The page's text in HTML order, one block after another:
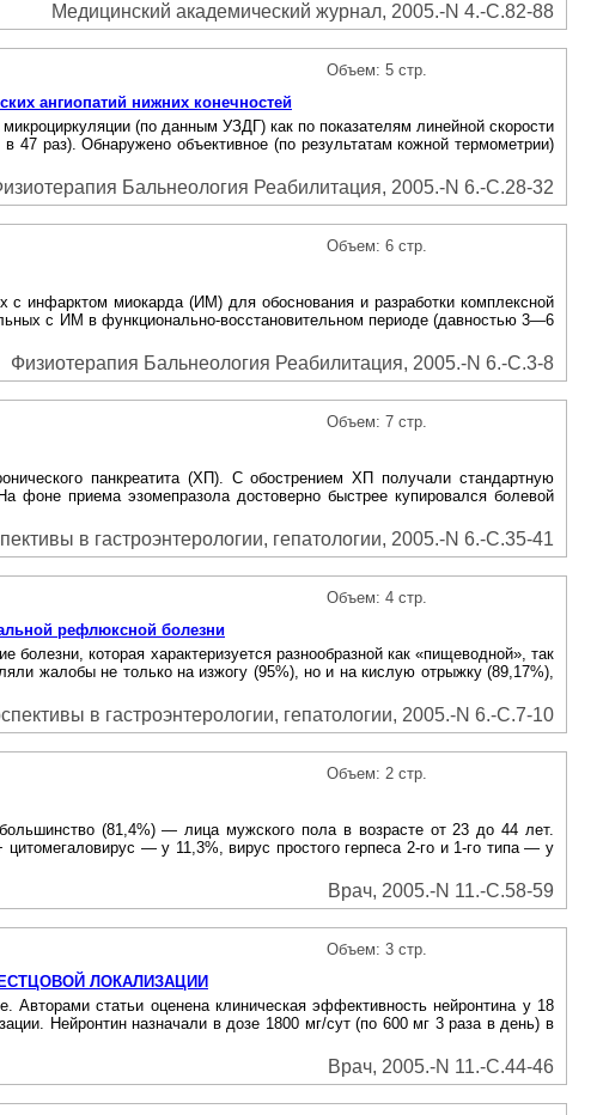
Медицинский академический журнал, 2005.-N 4.-С.82-88
ангиопатий нижних конечностей
Объем: 5 стр.
(по данным УЗДГ) как по показателям линейной скорости
раз). Обнаружено объективное (по результатам кожной термометрии)
Бальнеология Реабилитация, 2005.-N 6.-С.28-32
Объем: 6 стр.
с инфарктом миокарда (ИМ) для обоснования и разработки комплексной
с ИМ в функционально-восстановительном периоде (давностью 3—6
Физиотерапия Бальнеология Реабилитация, 2005.-N 6.-С.3-8
Объем: 7 стр.
панкреатита (ХП). С обострением ХП получали стандартную
приема эзомепразола достоверно быстрее купировался болевой
в гастроэнтерологии, гепатологии, 2005.-N 6.-С.35-41
рефлюксной болезни
Объем: 4 стр.
которая характеризуется разнообразной как «пищеводной», так
жалобы не только на изжогу (95%), но и на кислую отрыжку (89,17%),
в гастроэнтерологии, гепатологии, 2005.-N 6.-С.7-10
Объем: 2 стр.
(81,4%) — лица мужского пола в возрасте от 23 до 44 лет.
— у 11,3%, вирус простого герпеса 2-го и 1-го типа — у
Врач, 2005.-N 11.-С.58-59
ЛОКАЛИЗАЦИИ
Объем: 3 стр.
Авторами статьи оценена клиническая эффективность нейронтина у 18
Нейронтин назначали в дозе 1800 мг/сут (по 600 мг 3 раза в день) в
Врач, 2005.-N 11.-С.44-46